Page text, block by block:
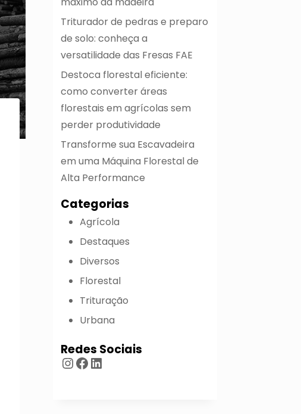
Triturador de pedras e preparo
de solo: conheça a
versatilidade das Fresas FAE
Destoca florestal eficiente:
como converter áreas
florestais em agrícolas sem
perder produtividade
Transforme sua Escavadeira
em uma Máquina Florestal de
Alta Performance
Categorias
Agrícola
Destaques
Diversos
Florestal
Trituração
Urbana
Redes Sociais
Instagram
Facebook
LinkedIn